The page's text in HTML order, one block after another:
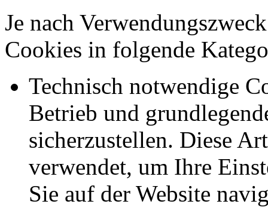
Je nach
Cookies in folgende
Technisch notwendige
Betrieb und
sicherzustellen. Diese
verwendet, um Ihre
Sie auf der Website